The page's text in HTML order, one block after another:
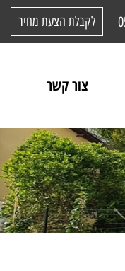
לקבלת הצעת מחיר
צור קשר